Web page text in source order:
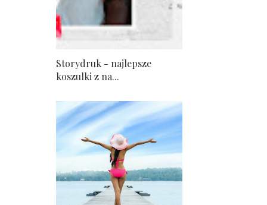
Storydruk - najlepsze
koszulki z na...